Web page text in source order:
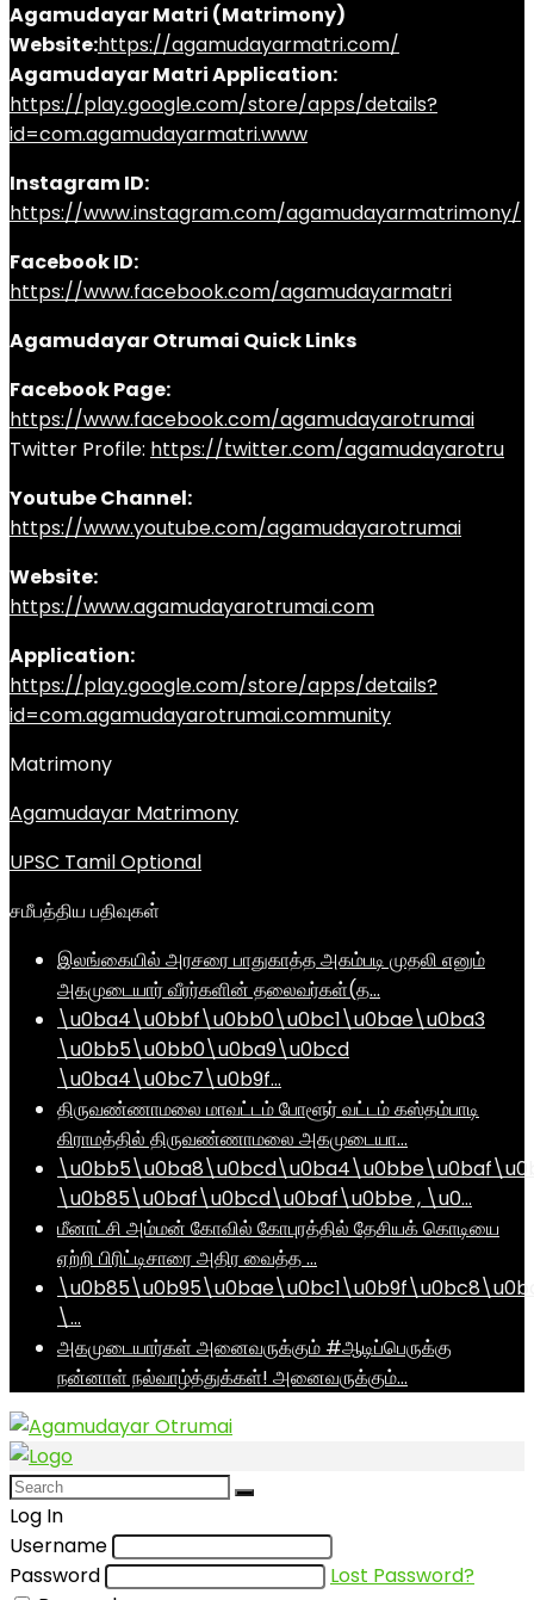
Agamudayar Matri (Matrimony)
Website:https://agamudayarmatri.com/
Agamudayar Matri Application:
https://play.google.com/store/apps/details?
id=com.agamudayarmatri.www
Instagram ID:
https://www.instagram.com/agamudayarmatrimony/
Facebook ID:
https://www.facebook.com/agamudayarmatri
Agamudayar Otrumai Quick Links
Facebook Page:
https://www.facebook.com/agamudayarotrumai
Twitter Profile: https://twitter.com/agamudayarotru
Youtube Channel:
https://www.youtube.com/agamudayarotrumai
Website:
https://www.agamudayarotrumai.com
Application:
https://play.google.com/store/apps/details?
id=com.agamudayarotrumai.community
Matrimony
Agamudayar Matrimony
UPSC Tamil Optional
சமீபத்திய பதிவுகள்
இலங்கையில் அரசரை பாதுகாத்த அகம்படி முதலி எனும்
அகமுடையார் வீரர்களின் தலைவர்கள்(த…
\u0ba4\u0bbf\u0bb0\u0bc1\u0bae\u0ba3
\u0bb5\u0bb0\u0ba9\u0bcd
\u0ba4\u0bc7\u0b9f…
திருவண்ணாமலை மாவட்டம் போளூர் வட்டம் கஸ்தம்பாடி
கிராமத்தில் திருவண்ணாமலை அகமுடையா…
\u0b85\u0baf\u0bcd\u0baf\u0bbe , \u0…
மீனாட்சி அம்மன் கோவில் கோபுரத்தில் தேசியக் கொடியை
ஏற்றி பிரிட்டிசாரை அதிர வைத்த …
\…
அகமுடையார்கள் அனைவருக்கும் #ஆடிப்பெருக்கு
நன்னாள் நல்வாழ்த்துக்கள்! அனைவருக்கும்…
Log In
Username
Password
Lost Password?